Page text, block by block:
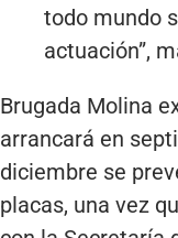
todo mundo
actuación”,
Brugada Molina
arrancará en
diciembre se
placas, una vez